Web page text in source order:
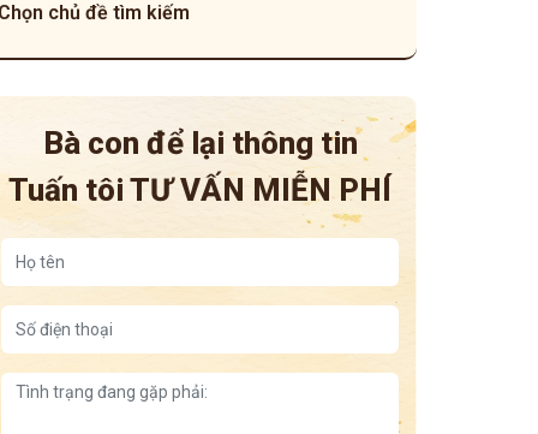
Chọn chủ đề tìm kiếm
Bà con để lại thông tin
Tuấn tôiTƯ VẤN MIỄN PHÍ